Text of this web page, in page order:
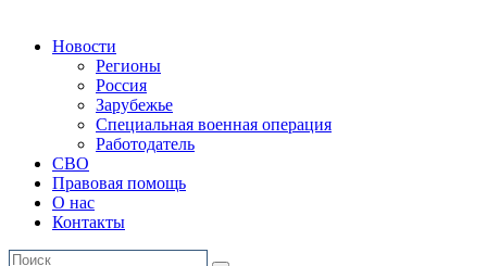
Новости
Регионы
Россия
Зарубежье
Специальная военная операция
Работодатель
СВО
Правовая помощь
О нас
Контакты